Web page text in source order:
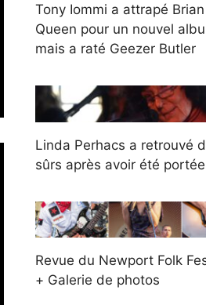
Tony Iommi a attrapé
Queen pour un nouvel
mais a raté Geezer Butler
Linda Perhacs a retrouvé
sûrs après avoir été
Revue du Newport Folk
+ Galerie de photos